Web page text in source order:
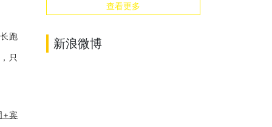
跑
只
+宾
查看更多
新浪微博